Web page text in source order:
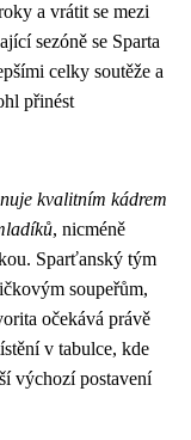
a vrátit se mezi
sezóně se Sparta
celky soutěže a
přinést
kvalitním kádrem
, nicméně
Sparťanský tým
soupeřům,
očekává právě
v tabulce, kde
výchozí postavení